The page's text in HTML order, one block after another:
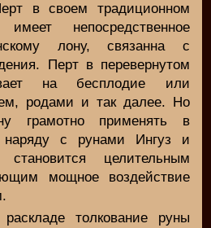
в своем традиционном
непосредственное
лону, связанна с
Перт в перевернутом
на бесплодие или
родами и так далее. Но
грамотно применять в
наряду с рунами Ингуз и
целительным
мощное воздействие
толкование руны